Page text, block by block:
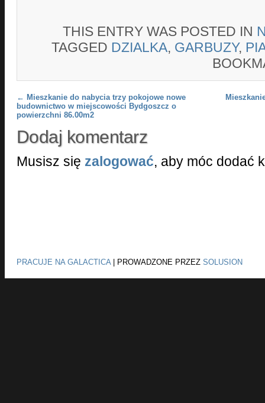
THIS ENTRY WAS POSTED IN
TAGGED DZIALKA, GARBUZY,
Post navigation
← Mieszkanie do nabycia trzy pokojowe nowe
budownictwo w miejscowości Bydgoszcz o
powierzchni 86.00m2
Dodaj komentarz
Musisz się zalogować, aby móc dodać
PRACUJE NA GALACTICA| PROWADZONE PRZEZ SOLUSION